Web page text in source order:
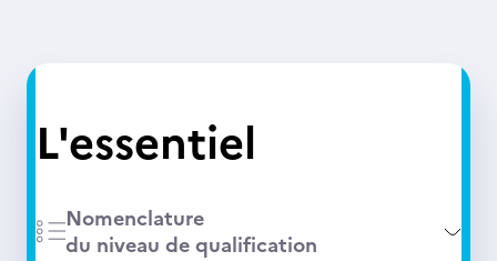
L'essentiel
Nomenclature
du niveau de qualification